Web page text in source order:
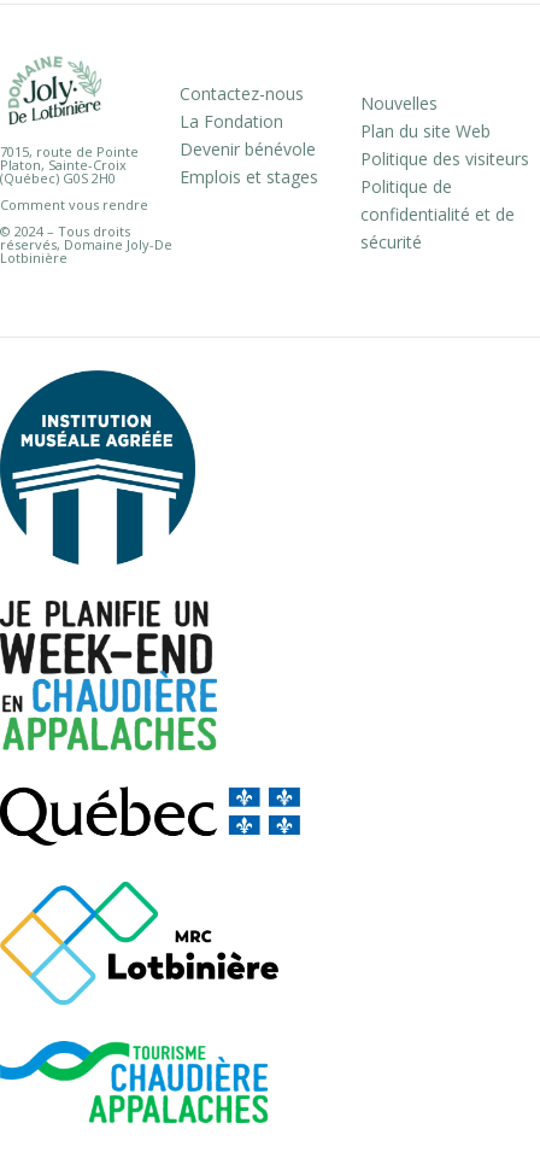
7015, route de Pointe
Platon, Sainte-Croix
(Québec) G0S 2H0
Comment vous rendre
© 2024 – Tous droits
réservés, Domaine Joly-De
Lotbinière
Contactez-nous
La Fondation
Devenir bénévole
Emplois et stages
Nouvelles
Plan du site Web
Politique des visiteurs
Politique de
confidentialité et de
sécurité